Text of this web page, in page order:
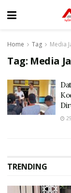
Home Tag Media
Tag: Media
TRENDING